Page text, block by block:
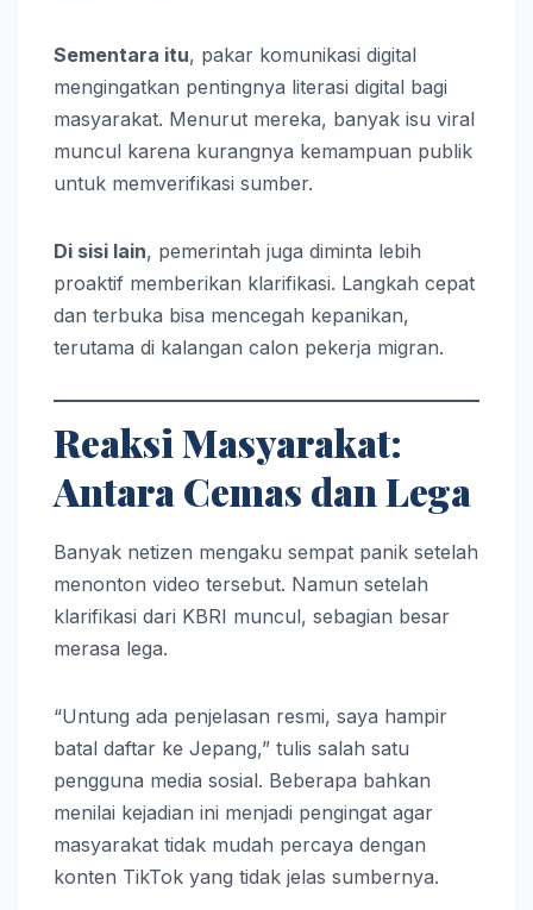
Sementara itu, pakar komunikasi digital
mengingatkan pentingnya literasi digital bagi
masyarakat. Menurut mereka, banyak isu viral
muncul karena kurangnya kemampuan publik
untuk memverifikasi sumber.
Di sisi lain, pemerintah juga diminta lebih
proaktif memberikan klarifikasi. Langkah cepat
dan terbuka bisa mencegah kepanikan,
terutama di kalangan calon pekerja migran.
Reaksi Masyarakat:
Antara Cemas dan Lega
Banyak netizen mengaku sempat panik setelah
menonton video tersebut. Namun setelah
klarifikasi dari KBRI muncul, sebagian besar
merasa lega.
“Untung ada penjelasan resmi, saya hampir
batal daftar ke Jepang,” tulis salah satu
pengguna media sosial. Beberapa bahkan
menilai kejadian ini menjadi pengingat agar
masyarakat tidak mudah percaya dengan
konten TikTok yang tidak jelas sumbernya.